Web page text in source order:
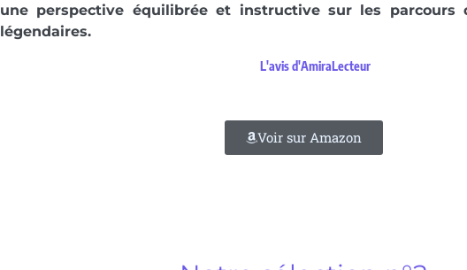
une perspective équilibrée et instructive sur les parcours
légendaires.
L'avis d'AmiraLecteur
Voir sur Amazon